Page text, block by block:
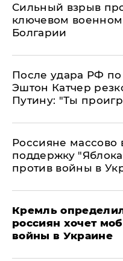
Сильный взрыв
ключевом военном
Болгарии
После удара РФ по
Эштон Катчер
Путину: "Ты
Россияне
поддержку
против войны в
Кремль
россиян хочет
войны в Украине